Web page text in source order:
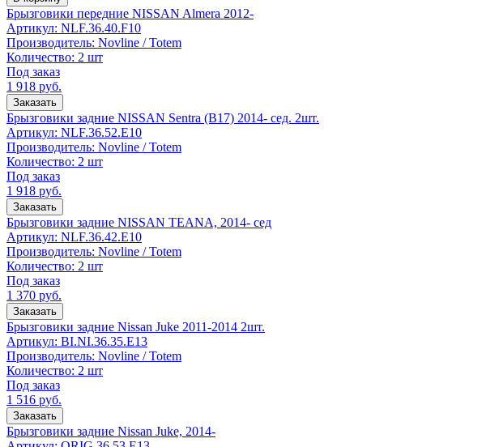
Брызговики передние NISSAN Almera 2012-
Артикул: NLF.36.40.F10
Производитель: Novline / Totem
Количество: 2 шт
Под заказ
1 918 руб.
Заказать
Брызговики задние NISSAN Sentra (B17) 2014- сед. 2шт.
Артикул: NLF.36.52.E10
Производитель: Novline / Totem
Количество: 2 шт
Под заказ
1 918 руб.
Заказать
Брызговики задние NISSAN TEANA, 2014- сед
Артикул: NLF.36.42.E10
Производитель: Novline / Totem
Количество: 2 шт
Под заказ
1 370 руб.
Заказать
Брызговики задние Nissan Juke 2011-2014 2шт.
Артикул: BI.NI.36.35.E13
Производитель: Novline / Totem
Количество: 2 шт
Под заказ
1 516 руб.
Заказать
Брызговики задние Nissan Juke, 2014-